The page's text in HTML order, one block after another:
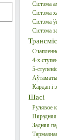
Сістэма
Сістэма
Сістэма
Сістэма
4-х
5-
Кардан і
Шасі
Рулявое
Пярэдняя
Задняя